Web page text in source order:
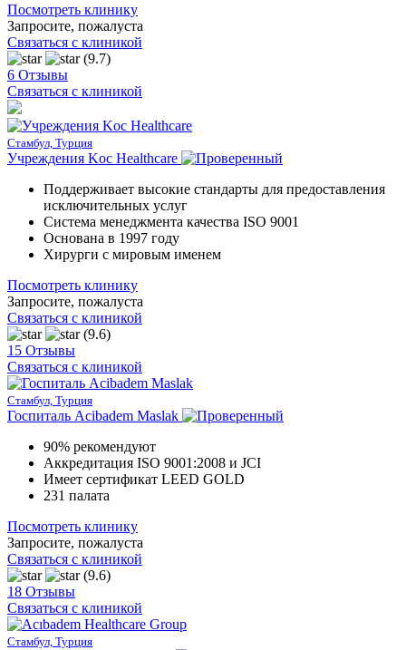
Посмотреть клинику
Запросите, пожалуста
Связаться с клиникой
(9.7)
6 Отзывы
Связаться с клиникой
Стамбул, Турция
Учреждения Koc Healthcare
Поддерживает высокие стандарты для предоставления
исключительных услуг
Система менеджмента качества ISO 9001
Основана в 1997 году
Хирурги с мировым именем
Посмотреть клинику
Запросите, пожалуста
Связаться с клиникой
(9.6)
15 Отзывы
Связаться с клиникой
Стамбул, Турция
Госпиталь Acibadem Maslak
90% рекомендуют
Аккредитация ISO 9001:2008 и JCI
Имеет сертификат LEED GOLD
231 палата
Посмотреть клинику
Запросите, пожалуста
Связаться с клиникой
(9.6)
18 Отзывы
Связаться с клиникой
Стамбул, Турция